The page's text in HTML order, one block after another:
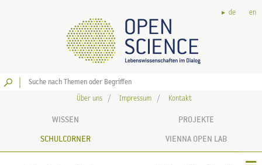
de en
Über uns Impressum Kontakt
WISSEN PROJEKTE
SCHULCORNER VIENNA OPEN LAB